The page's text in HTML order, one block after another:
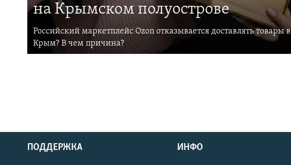
на Крымском полуострове
Российский маркетплейс Ozon отказывается доставлять товары в
Крым? В чем причина?
ПОДДЕРЖКА ИНФО